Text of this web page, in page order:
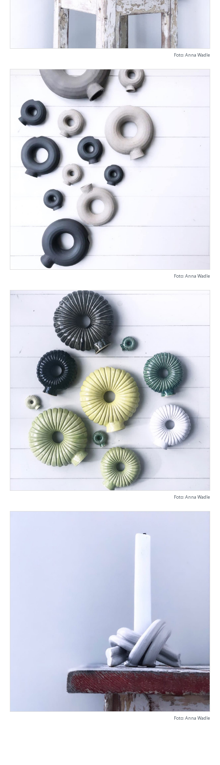
Foto: Anna Wadle
Foto: Anna Wadle
Foto: Anna Wadle
Foto: Anna Wadle